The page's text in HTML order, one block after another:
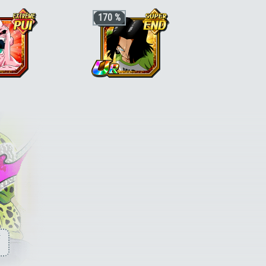
Ki +3, PV, ATT et DÉF +170 % pour la
catégorie
"Explosion de colère"ou
Ki +3, PV, ATT et DÉF +170 % pour la
catégorie
PUI
170 %